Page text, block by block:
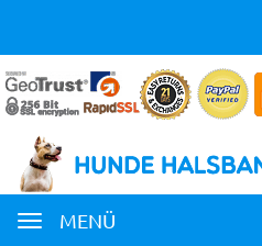
MENÜ